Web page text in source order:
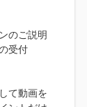
のご説明
受付
て動画を